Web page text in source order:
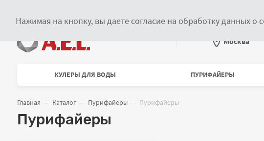
Выберите
Москва
КУЛЕРЫ ДЛЯ ВОДЫ ПУРИФАЙЕРЫ
Навигационная цепочка
Главная Каталог Пурифайеры Пурифайеры
Пурифайеры
Нажимая на кнопку, вы даете согласие на обработку данных